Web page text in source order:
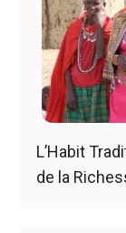
L’Habit
de la